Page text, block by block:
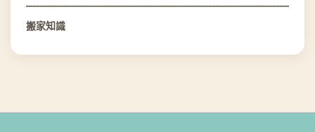
搬家知識